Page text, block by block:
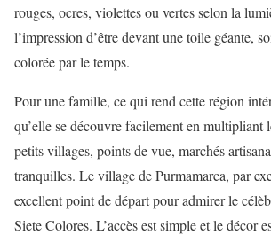
rouges, ocres, violettes ou vertes selon la
l’impression d’être devant une toile géante,
colorée par le temps.
Pour une famille, ce qui rend cette région
qu’elle se découvre facilement en multipliant
petits villages, points de vue, marchés
tranquilles. Le village de Purmamarca, par
excellent point de départ pour admirer le
Siete Colores. L’accès est simple et le décor